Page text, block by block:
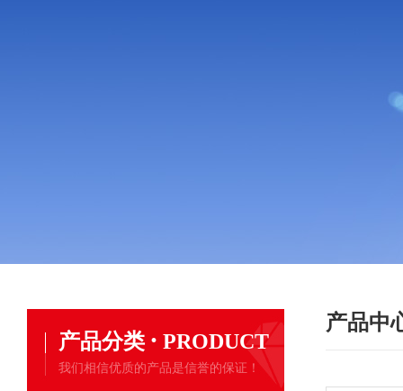
产品分类 · PRODUCT
我们相信优质的产品是信誉的保证！
产品中